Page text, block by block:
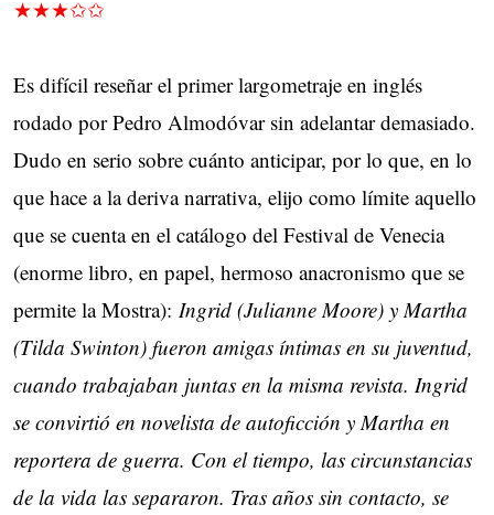
★★★✩✩
Es difícil reseñar el primer largometraje en inglés
rodado por Pedro Almodóvar sin adelantar demasiado.
Dudo en serio sobre cuánto anticipar, por lo que, en lo
que hace a la deriva narrativa, elijo como límite aquello
que se cuenta en el catálogo del Festival de Venecia
(enorme libro, en papel, hermoso anacronismo que se
permite la Mostra): Ingrid (Julianne Moore) y Martha
(Tilda Swinton) fueron amigas íntimas en su juventud,
cuando trabajaban juntas en la misma revista. Ingrid
se convirtió en novelista de autoficción y Martha en
reportera de guerra. Con el tiempo, las circunstancias
de la vida las separaron. Tras años sin contacto, se